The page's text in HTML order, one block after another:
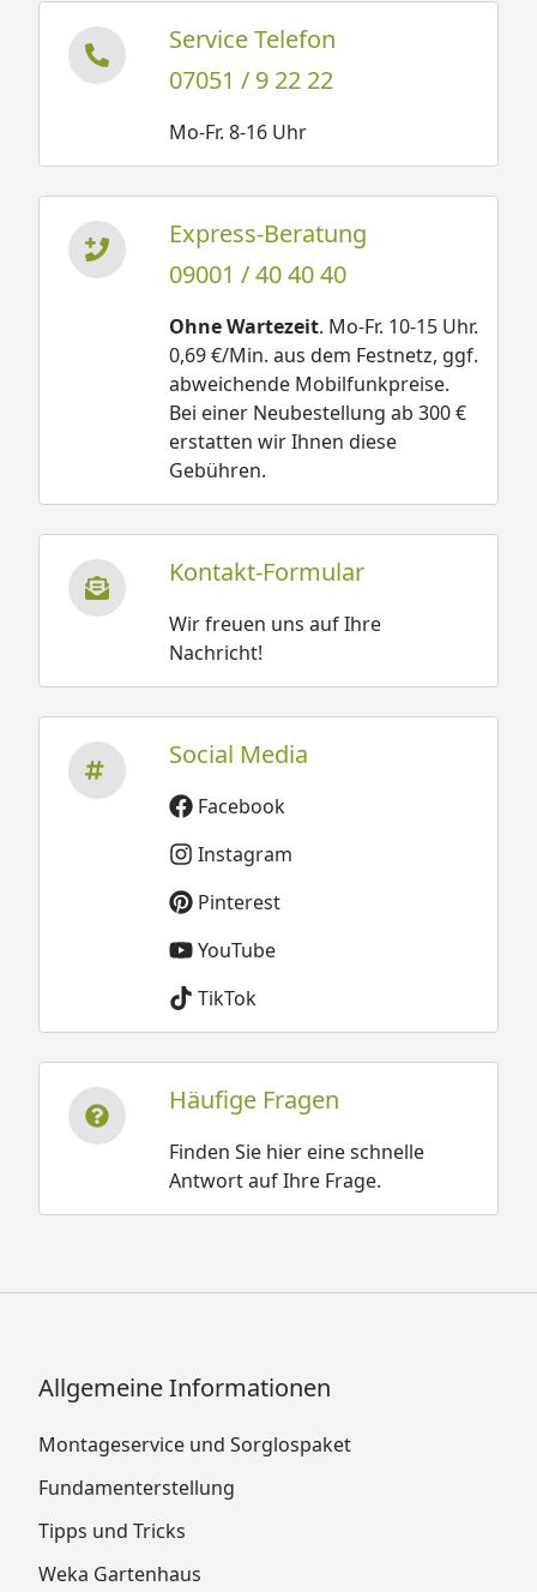
Service Telefon
07051 / 9 22 22
Mo-Fr. 8-16 Uhr
Express-Beratung
09001 / 40 40 40
Ohne Wartezeit. Mo-Fr. 10-15 Uhr.
0,69 €/Min. aus dem Festnetz, ggf.
abweichende Mobilfunkpreise.
Bei einer Neubestellung ab 300 €
erstatten wir Ihnen diese
Gebühren.
Kontakt-Formular
Wir freuen uns auf Ihre
Nachricht!
Social Media
Facebook
Instagram
Pinterest
YouTube
TikTok
Häufige Fragen
Finden Sie hier eine schnelle
Antwort auf Ihre Frage.
Allgemeine Informationen
Montageservice und Sorglospaket
Fundamenterstellung
Tipps und Tricks
Weka Gartenhaus